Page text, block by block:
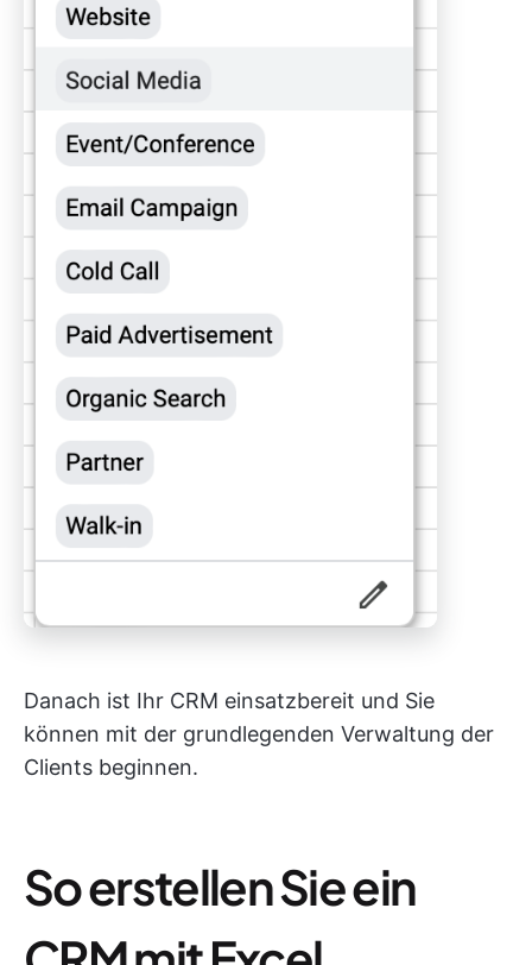
Danach ist Ihr CRM einsatzbereit und Sie
können mit der grundlegenden Verwaltung der
Clients beginnen.
So erstellen Sie ein